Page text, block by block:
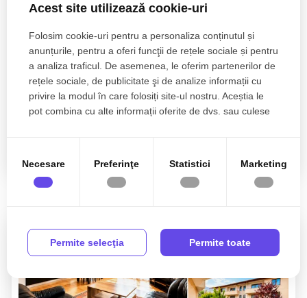
Sunt de acord cu prelucrarea datelor conformpoliticii
de confidentialitate
Acest site utilizează cookie-uri
Folosim cookie-uri pentru a personaliza conținutul și
anunțurile, pentru a oferi funcţii de rețele sociale și pentru
a analiza traficul. De asemenea, le oferim partenerilor de
rețele sociale, de publicitate şi de analize informații cu
privire la modul în care folosiți site-ul nostru. Aceștia le
pot combina cu alte informații oferite de dvs. sau culese
Necesare Preferinţe Statistici Marketing
Permite selecţia Permite toate